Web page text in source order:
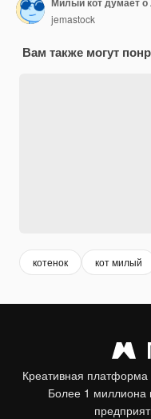
jemastock
Вам также могут
котенок кот милый
Креативная
Более 1 миллиона